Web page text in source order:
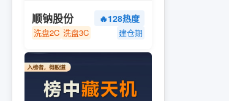
顺钠股份 🔥128热度
洗盘2C 洗盘3C 建仓期